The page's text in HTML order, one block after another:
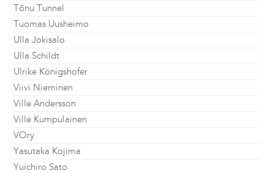
Tõnu Tunnel
Tuomas Uusheimo
Ulla Jokisalo
Ulla Schildt
Ulrike Königshofer
Viivi Nieminen
Ville Andersson
Ville Kumpulainen
VOry
Yasutaka Kojima
Yuichiro Sato